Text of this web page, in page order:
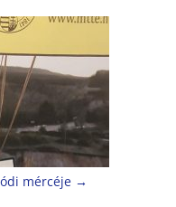
mércéje →